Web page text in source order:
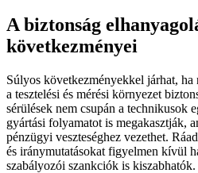
A biztonság
következményei
Súlyos következményekkel járhat,
a tesztelési és mérési környezet
sérülések nem csupán a technikusok
gyártási folyamatot is megakasztják,
pénzügyi veszteséghez vezethet.
és iránymutatásokat figyelmen kívül
szabályozói szankciók is kiszabhatók.